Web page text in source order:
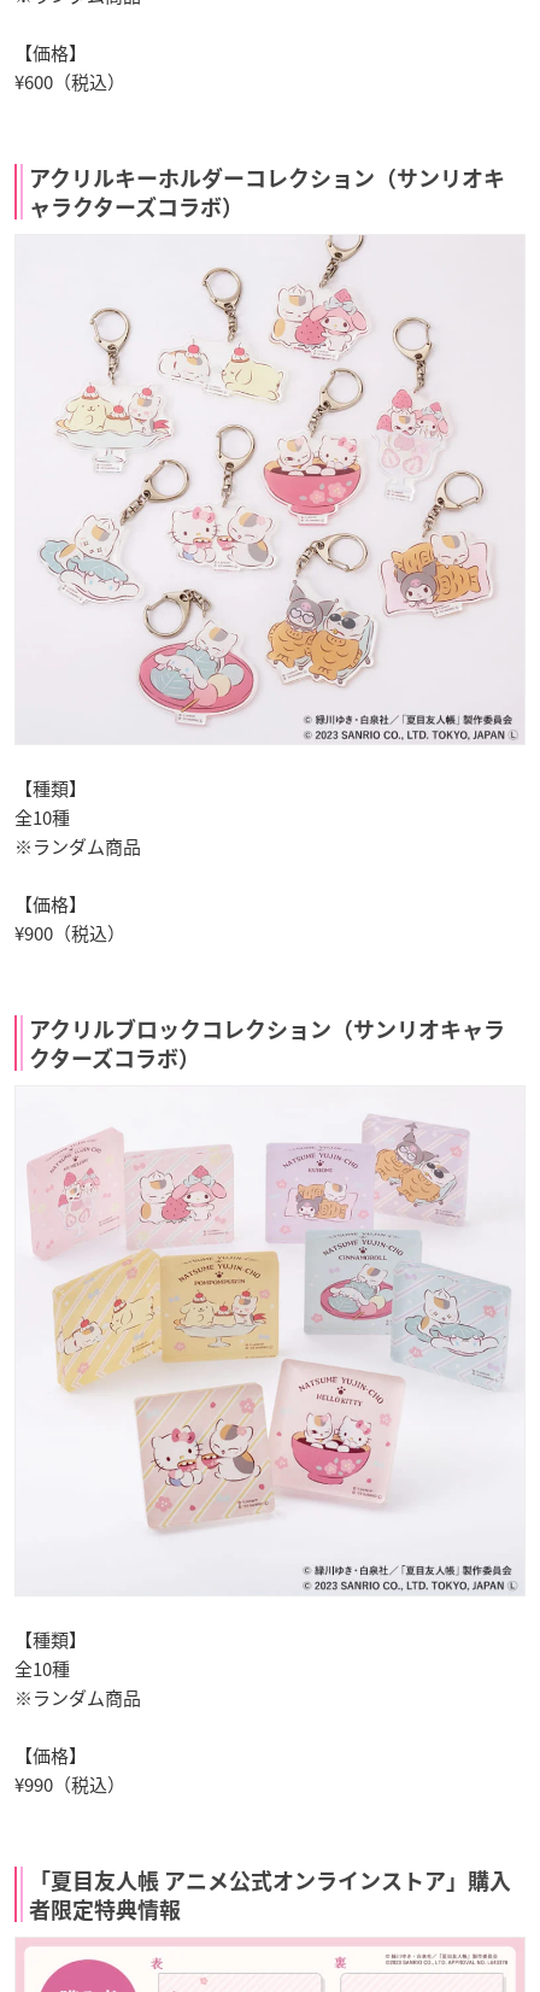
【価格】
¥600（税込）
アクリルキーホルダーコレクション（サンリオキ
ャラクターズコラボ）
【種類】
全10種
※ランダム商品
【価格】
¥900（税込）
アクリルブロックコレクション（サンリオキャラ
クターズコラボ）
【種類】
全10種
※ランダム商品
【価格】
¥990（税込）
「夏目友人帳 アニメ公式オンラインストア」購入
者限定特典情報